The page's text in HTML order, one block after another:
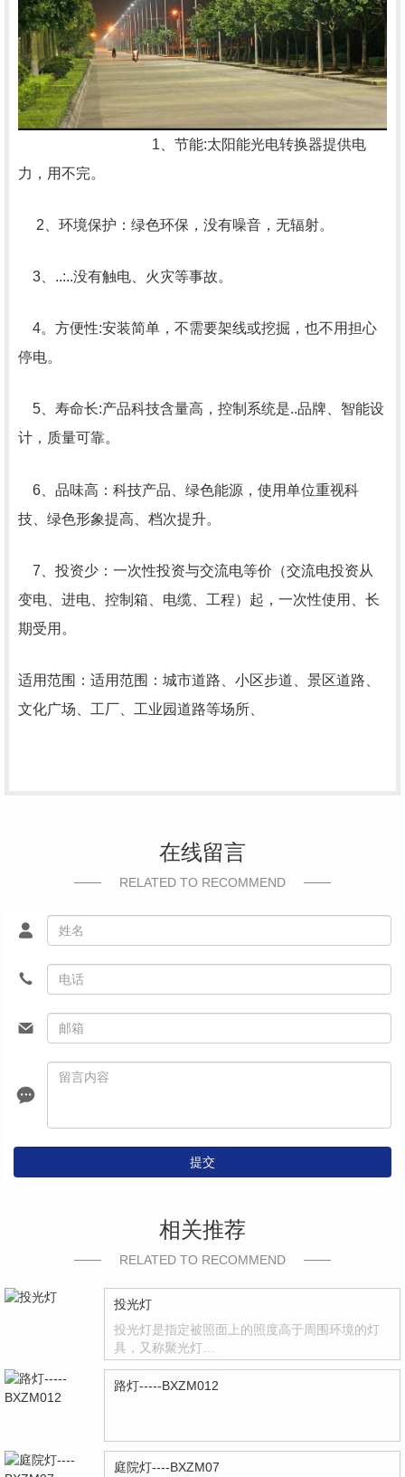
1、节能:太阳能光电转换器提供电
力，用不完。
2、环境保护：绿色环保，没有噪音，无辐射。
3、..:..没有触电、火灾等事故。
4。方便性:安装简单，不需要架线或挖掘，也不用担心
停电。
5、寿命长:产品科技含量高，控制系统是..品牌、智能设
计，质量可靠。
6、品味高：科技产品、绿色能源，使用单位重视科
技、绿色形象提高、档次提升。
7、投资少：一次性投资与交流电等价（交流电投资从
变电、进电、控制箱、电缆、工程）起，一次性使用、长
期受用。
适用范围： 适用范围： 城市道路、小区步道、景区道路、
文化广场、工厂、工业园道路等场所、
在线留言
RELATED TO RECOMMEND
提交
相关推荐
RELATED TO RECOMMEND
投光灯
投光灯是指定被照面上的照度高于周围环境的灯
具，又称聚光灯…
路灯-----BXZM012
庭院灯----BXZM07